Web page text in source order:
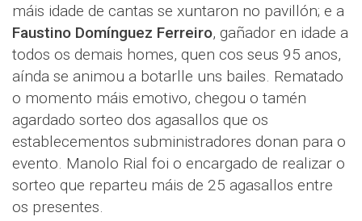
máis idade de cantas se xuntaron no pavillón; e a
Faustino Domínguez Ferreiro, gañador en idade a
todos os demais homes, quen cos seus 95 anos,
aínda se animou a botarlle uns bailes. Rematado
o momento máis emotivo, chegou o tamén
agardado sorteo dos agasallos que os
establecementos subministradores donan para o
evento. Manolo Rial foi o encargado de realizar o
sorteo que reparteu máis de 25 agasallos entre
os presentes.